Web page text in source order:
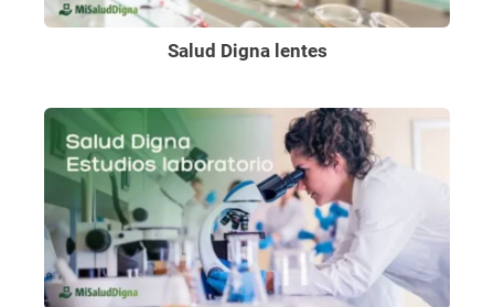
Salud Digna lentes